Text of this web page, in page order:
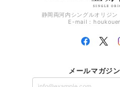
静岡両河内シングルオリジ
E-mail：
メールマガジ